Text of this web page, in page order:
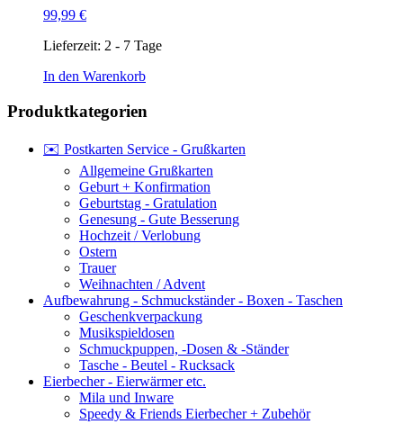
99,99 €
Lieferzeit: 2 - 7 Tage
In den Warenkorb
Produktkategorien
✉️ Postkarten Service - Grußkarten
Allgemeine Grußkarten
Geburt + Konfirmation
Geburtstag - Gratulation
Genesung - Gute Besserung
Hochzeit / Verlobung
Ostern
Trauer
Weihnachten / Advent
Aufbewahrung - Schmuckständer - Boxen - Taschen
Geschenkverpackung
Musikspieldosen
Schmuckpuppen, -Dosen & -Ständer
Tasche - Beutel - Rucksack
Eierbecher - Eierwärmer etc.
Mila und Inware
Speedy & Friends Eierbecher + Zubehör